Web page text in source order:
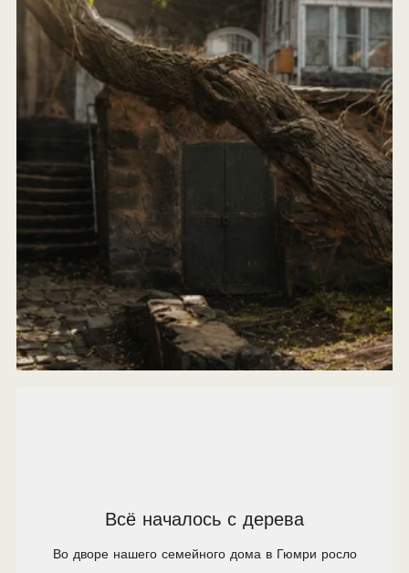
Всё началось с дерева
Во дворе нашего семейного дома в Гюмри росло